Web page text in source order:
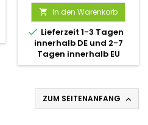
 In den Warenkorb
 Lieferzeit 1-3 Tagen
innerhalb DE und 2-7
Tagen innerhalb EU
ZUM SEITENANFANG 